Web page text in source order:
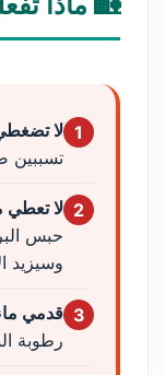
1 لا
تسببين
2 لا تعطي
حبس
وسيزيد
3 قدمي
رطوبة